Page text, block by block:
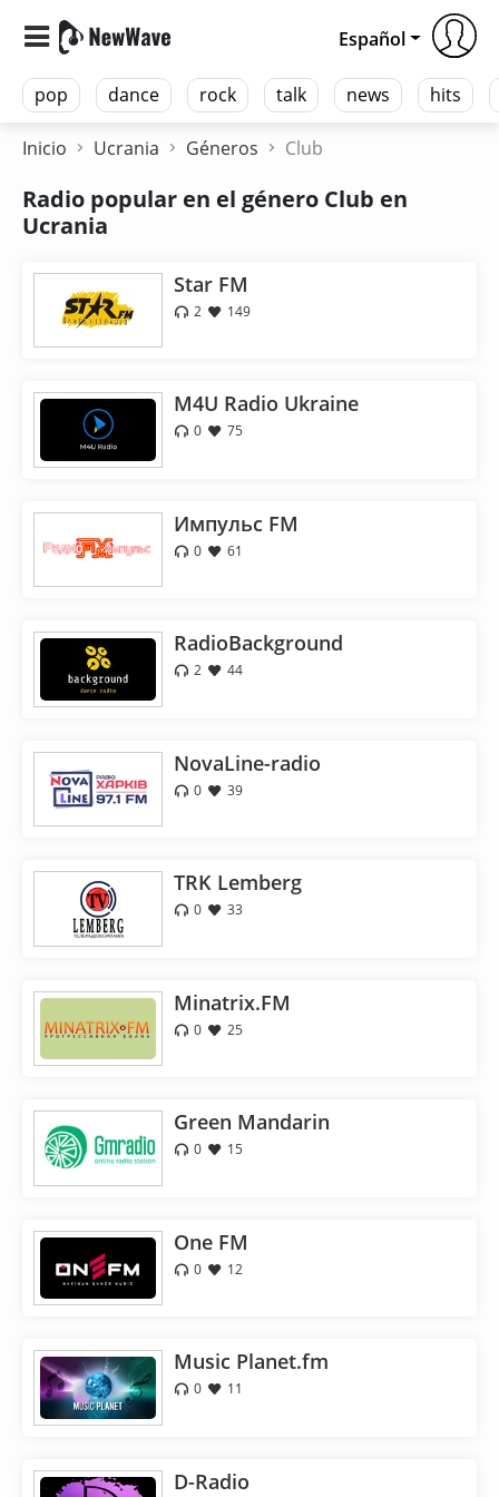
pop dance rock talk news hits
Español
Inicio Ucrania Géneros Club
Radio popular en el género Club en
Ucrania
Star FM
2 149
M4U Radio Ukraine
0 75
Импульс FM
0 61
RadioBackground
2 44
NovaLine-radio
0 39
TRK Lemberg
0 33
Minatrix.FM
0 25
Green Mandarin
0 15
One FM
0 12
Music Planet.fm
0 11
D-Radio